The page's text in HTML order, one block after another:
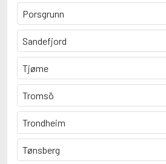
Porsgrunn
Sandefjord
Tjøme
Tromsö
Trondheim
Tønsberg